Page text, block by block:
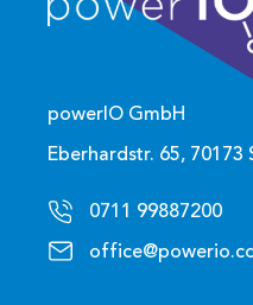
powerIO GmbH
Eberhardstr. 65,
0711 99887200